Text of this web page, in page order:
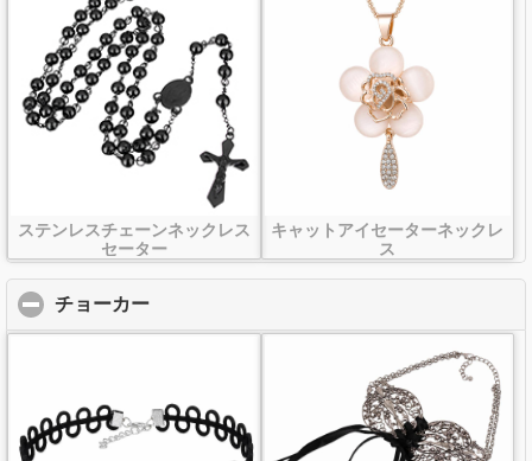
ステンレスチェーンネックレス
セーター
キャットアイセーターネックレ
ス
チョーカー